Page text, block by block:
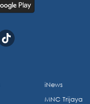
iNews
MNC Trijaya